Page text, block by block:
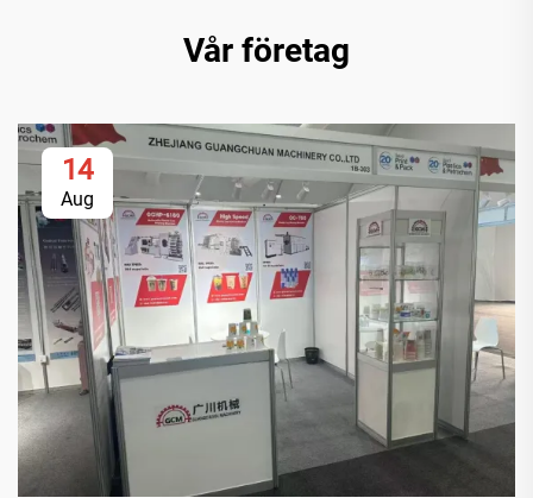
Vår företag
14
Aug